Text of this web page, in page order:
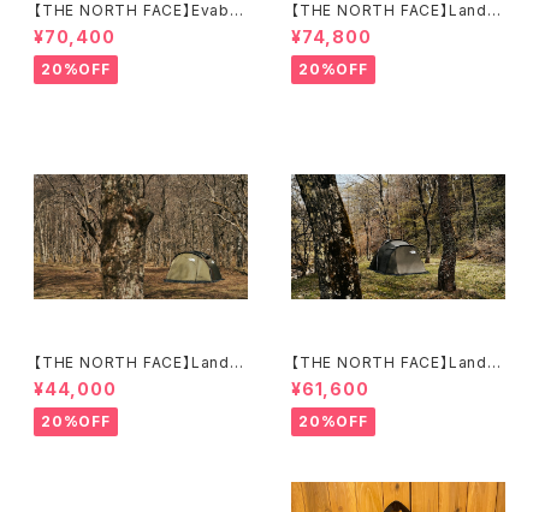
【THE NORTH FACE】Evaba
se 6
¥70,400
20%OFF
【THE NORTH FACE】Lander
6
¥74,800
20%OFF
【THE NORTH FACE】Lander
2
¥44,000
20%OFF
【THE NORTH FACE】Lander
4
¥61,600
20%OFF